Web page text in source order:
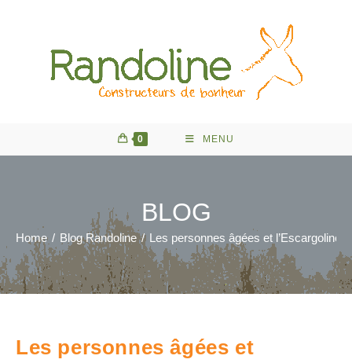
0 MENU
BLOG
Home / Blog Randoline / Les personnes âgées et l’Escargoline
Les personnes âgées et